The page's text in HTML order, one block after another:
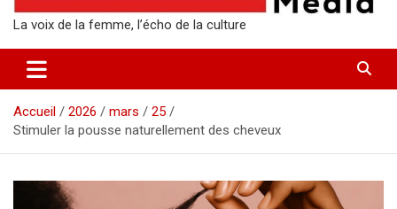
La voix de la femme, l’écho de la culture
Accueil 2026 mars
25
Stimuler la pousse naturellement des cheveux